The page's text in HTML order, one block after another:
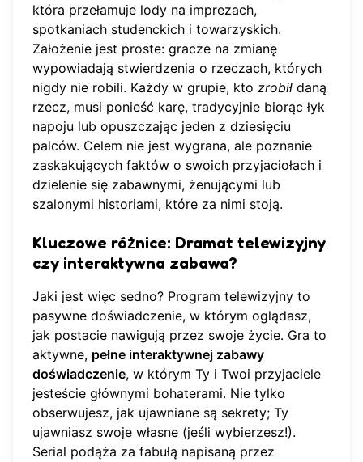
która przełamuje lody na imprezach,
spotkaniach studenckich i towarzyskich.
Założenie jest proste: gracze na zmianę
wypowiadają stwierdzenia o rzeczach, których
nigdy nie robili. Każdy w grupie, kto zrobiłdaną
rzecz, musi ponieść karę, tradycyjnie biorąc łyk
napoju lub opuszczając jeden z dziesięciu
palców. Celem nie jest wygrana, ale poznanie
zaskakujących faktów o swoich przyjaciołach i
dzielenie się zabawnymi, żenującymi lub
szalonymi historiami, które za nimi stoją.
Kluczowe różnice: Dramat telewizyjny
czy interaktywna zabawa?
Jaki jest więc sedno? Program telewizyjny to
pasywne doświadczenie, w którym oglądasz,
jak postacie nawigują przez swoje życie. Gra to
aktywne, pełne interaktywnej zabawy
doświadczenie, w którym Ty i Twoi przyjaciele
jesteście głównymi bohaterami. Nie tylko
obserwujesz, jak ujawniane są sekrety; Ty
ujawniasz swoje własne (jeśli wybierzesz!).
Serial podąża za fabułą napisaną przez